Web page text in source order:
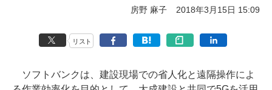
房野 麻子 2018年3月15日 15:09
リスト
ソフトバンクは、建設現場での省人化と遠隔操作によ